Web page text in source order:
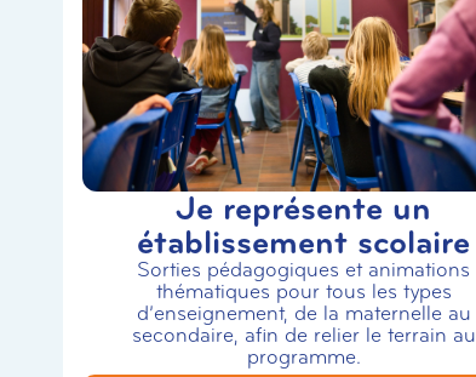
Je représente un
établissement scolaire
Sorties pédagogiques et animations
thématiques pour tous les types
d’enseignement, de la maternelle au
secondaire, afin de relier le terrain au
programme.